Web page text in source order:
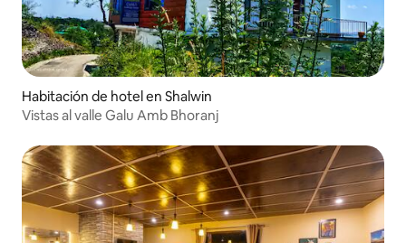
Habitación de hotel en Shalwin
Vistas al valle Galu Amb Bhoranj